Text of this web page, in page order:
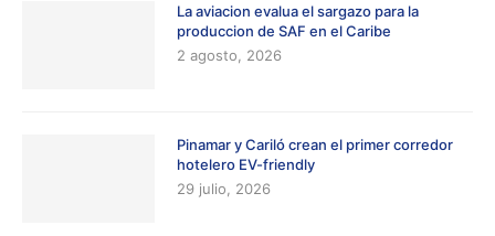
La aviacion evalua el sargazo para la
produccion de SAF en el Caribe
2 agosto, 2026
Pinamar y Cariló crean el primer corredor
hotelero EV-friendly
29 julio, 2026